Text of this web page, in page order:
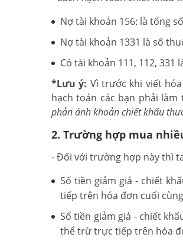
Nợ tài khoản 156: là tổng
Nợ tài khoản 1331 là số
Có tài khoản 111, 112, 331
*Lưu ý: Vì trước khi viết
hạch toán các bạn phải
phản ánh khoản chiết khấu
2. Trường hợp mua
- Đối với trường hợp này thì
Số tiền giảm giá - chiết
tiếp trên hóa đơn cuối
Số tiền giảm giá - chiết
thể trừ trực tiếp trên hóa